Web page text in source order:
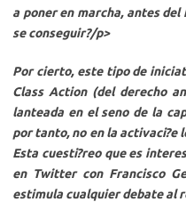
a poner en marcha, antes
se conseguir?/p>
Por cierto, este tipo de
Class Action(del derecho
lanteada en el seno de la
por tanto, no en la activaci?e
Esta cuesti?reo que es
en Twitter con Francisco
estimula cualquier debate al